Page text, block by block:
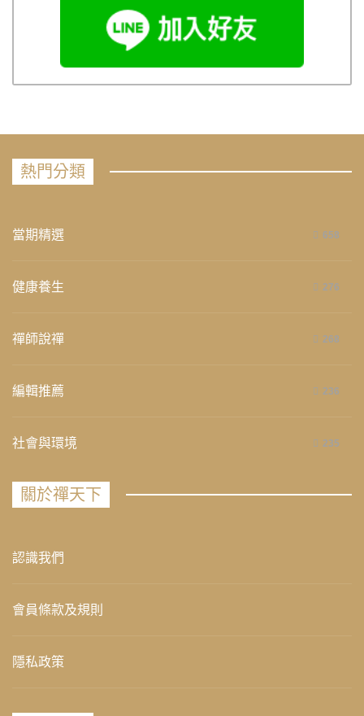
熱門分類
當期精選 658
健康養生 276
禪師說禪 268
編輯推薦 236
社會與環境 235
關於禪天下
認識我們
會員條款及規則
隱私政策